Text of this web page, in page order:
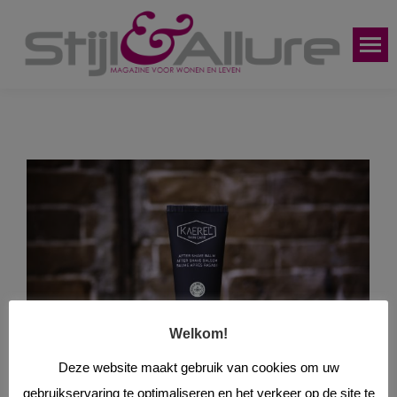
Welkom!
Deze website maakt gebruik van cookies om uw
gebruikservaring te optimaliseren en het verkeer op de site te